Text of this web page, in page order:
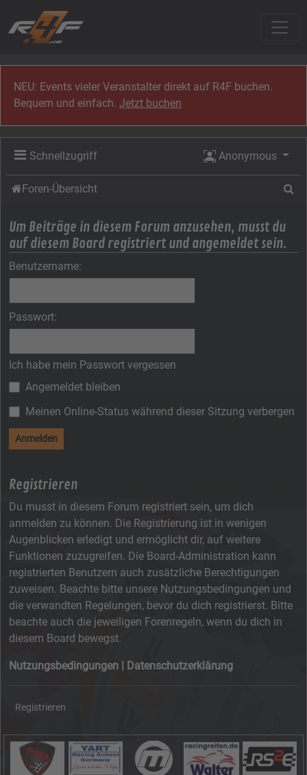
NEU: Events vieler Veranstalter direkt auf R4F buchen.
Bequem und einfach.Jetzt buchen
Schnellzugriff Anonymous
Foren-Übersicht
Um Beiträge in diesem Forum anzusehen, musst du
auf diesem Board registriert und angemeldet sein.
Benutzername:
Passwort:
Ich habe mein Passwort vergessen
Angemeldet bleiben
Meinen Online-Status während dieser Sitzung verbergen
Registrieren
Du musst in diesem Forum registriert sein, um dich
anmelden zu können. Die Registrierung ist in wenigen
Augenblicken erledigt und ermöglicht dir, auf weitere
Funktionen zuzugreifen. Die Board-Administration kann
registrierten Benutzern auch zusätzliche Berechtigungen
zuweisen. Beachte bitte unsere Nutzungsbedingungen und
die verwandten Regelungen, bevor du dich registrierst. Bitte
beachte auch die jeweiligen Forenregeln, wenn du dich in
diesem Board bewegst.
Nutzungsbedingungen Datenschutzerklärung
Registrieren